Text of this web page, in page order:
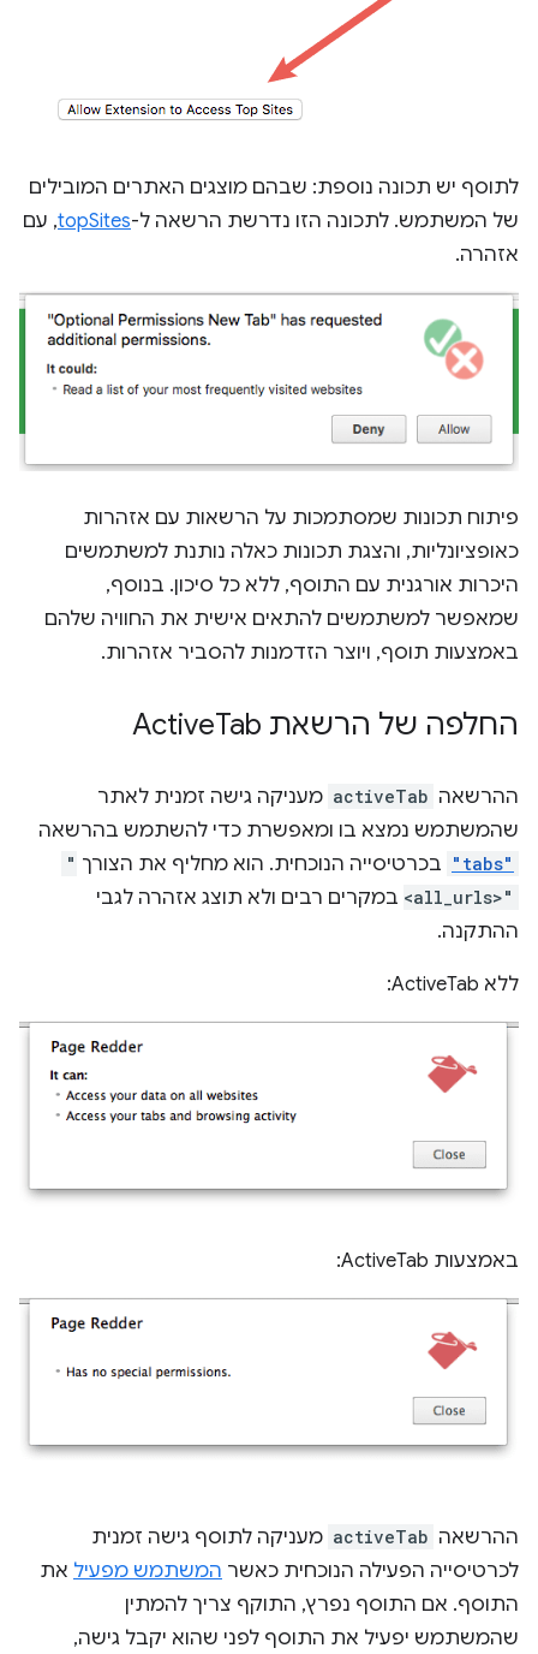
לתוסף יש תכונה נוספת: שבהם מוצגים האתרים המובילים
של המשתמש. לתכונה הזו נדרשת הרשאה ל-topSites, עם
אזהרה.
פיתוח תכונות שמסתמכות על הרשאות עם אזהרות
כאופציונליות, והצגת תכונות כאלה נותנת למשתמשים
היכרות אורגנית עם התוסף, ללא כל סיכון. בנוסף,
שמאפשר למשתמשים להתאים אישית את החוויה שלהם
באמצעות תוסף, ויוצר הזדמנות להסביר אזהרות.
החלפה של הרשאת Active Tab
ההרשאה activeTab מעניקה גישה זמנית לאתר
שהמשתמש נמצא בו ומאפשרת כדי להשתמש בהרשאה
"tabs" בכרטיסייה הנוכחית. הוא מחליף את הצורך "
<all_urls>" במקרים רבים ולא תוצג אזהרה לגבי
ההתקנה.
ללא ActiveTab:
באמצעות ActiveTab:
ההרשאה activeTab מעניקה לתוסף גישה זמנית
לכרטיסייה הפעילה הנוכחית כאשר המשתמש מפעיל את
התוסף. אם התוסף נפרץ, התוקף צריך להמתין
שהמשתמש יפעיל את התוסף לפני שהוא יקבל גישה,